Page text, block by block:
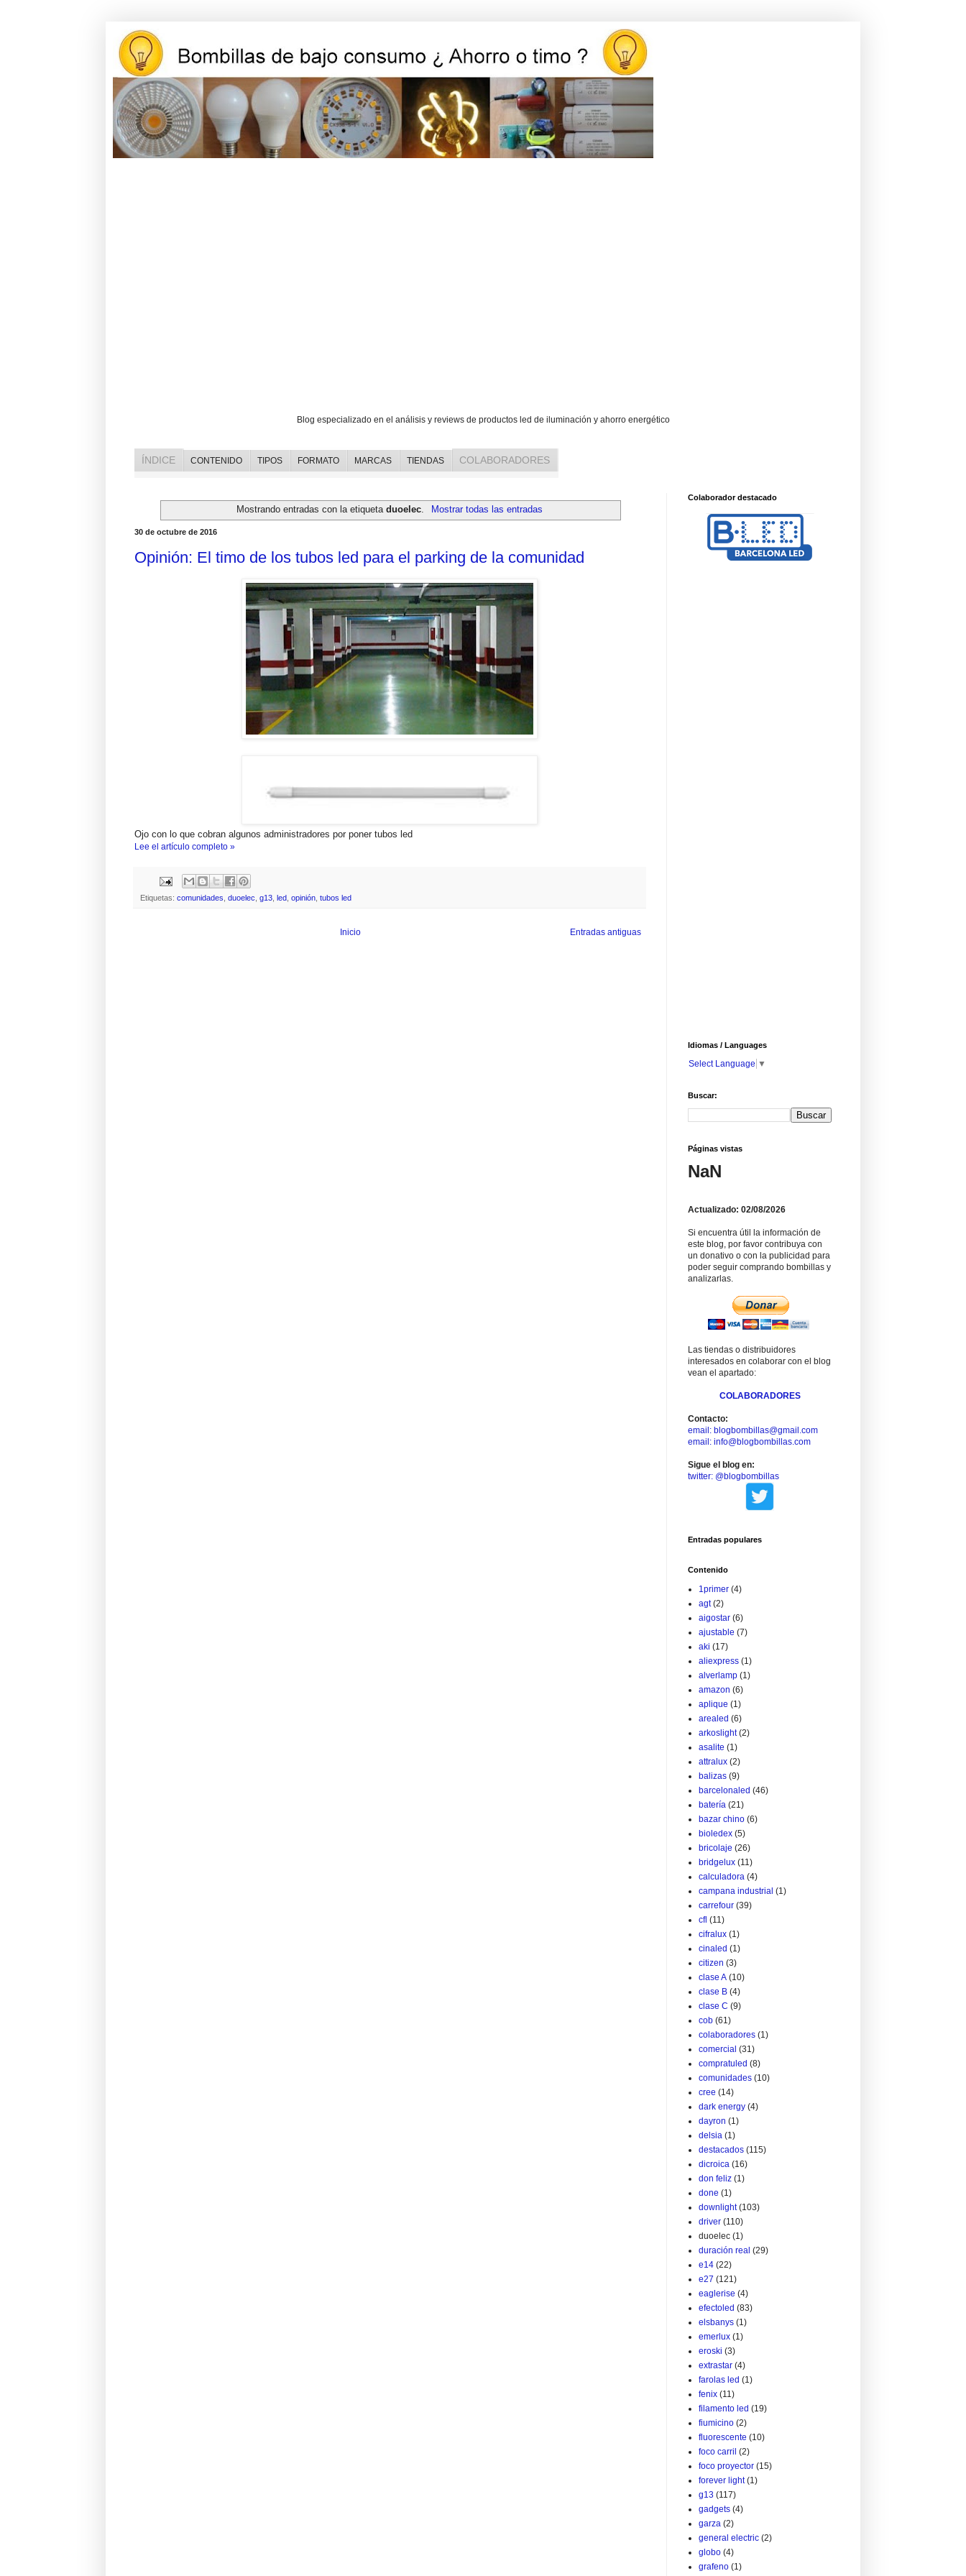
Blog especializado en el análisis y reviews de productos led de iluminación y ahorro energético
ÍNDICE CONTENIDO TIPOS FORMATO MARCAS TIENDAS COLABORADORES
Mostrando entradas con la etiquetaduoelec. Mostrar todas las entradas
30 de octubre de 2016
Opinión: El timo de los tubos led para el parking de la comunidad
Ojo con lo que cobran algunos administradores por poner tubos led
Lee el artículo completo »
Etiquetas: comunidades duoelec g13 led opinión tubos led
Entradas antiguas
Inicio
Colaborador destacado
Idiomas / Languages
Select Language ▼
Buscar:
Páginas vistas
NaN
Actualizado: 02/08/2026
Si encuentra útil la información de
este blog, por favor contribuya con
un donativo o con la publicidad para
poder seguir comprando bombillas y
analizarlas.
Las tiendas o distribuidores
interesados en colaborar con el blog
vean el apartado:
COLABORADORES
Contacto:
email: blogbombillas@gmail.com
email: info@blogbombillas.com
Sigue el blog en:
twitter: @blogbombillas
Entradas populares
Contenido
1primer (4)
agt (2)
aigostar (6)
ajustable (7)
aki (17)
aliexpress (1)
alverlamp (1)
amazon (6)
aplique (1)
arealed (6)
arkoslight (2)
asalite (1)
attralux (2)
balizas (9)
barcelonaled (46)
batería (21)
bazar chino (6)
bioledex (5)
bricolaje (26)
bridgelux (11)
calculadora (4)
campana industrial (1)
carrefour (39)
cfl (11)
cifralux (1)
cinaled (1)
citizen (3)
clase A (10)
clase B (4)
clase C (9)
cob (61)
colaboradores (1)
comercial (31)
compratuled (8)
comunidades (10)
cree (14)
dark energy (4)
dayron (1)
delsia (1)
destacados (115)
dicroica (16)
don feliz (1)
done (1)
downlight (103)
driver (110)
duoelec (1)
duración real (29)
e14 (22)
e27 (121)
eaglerise (4)
efectoled (83)
elsbanys (1)
emerlux (1)
eroski (3)
extrastar (4)
farolas led (1)
fenix (11)
filamento led (19)
fiumicino (2)
fluorescente (10)
foco carril (2)
foco proyector (15)
forever light (1)
g13 (117)
gadgets (4)
garza (2)
general electric (2)
globo (4)
grafeno (1)